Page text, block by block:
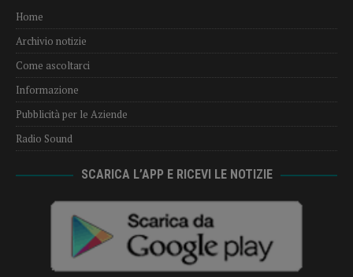
Home
Archivio notizie
Come ascoltarci
Informazione
Pubblicità per le Aziende
Radio Sound
SCARICA L’APP E RICEVI LE NOTIZIE